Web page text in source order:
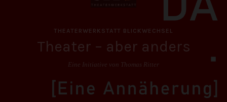
THEATERWERKSTATT BLICKWECHSEL
Theater – aber anders